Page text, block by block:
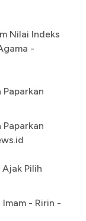
Nilai Indeks
-
Pilih
- Ririn -